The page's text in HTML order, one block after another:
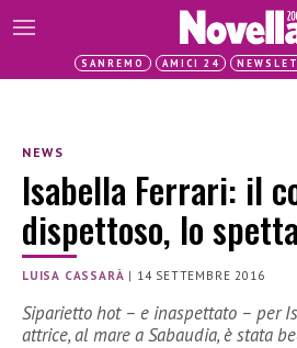
SANREMO AMICI 24
NEWS
Isabella Ferrari: il
dispettoso, lo
LUISA CASSARÀ | 14 SETTEMBRE 2016
Siparietto hot – e inaspettato – per
attrice, al mare a Sabaudia, è stata